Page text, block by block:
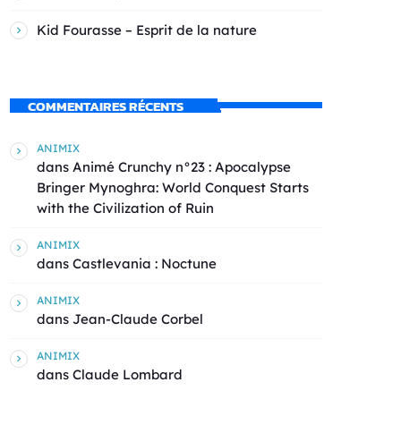
Kid Fourasse – Esprit de la nature
COMMENTAIRES RÉCENTS
ANIMIX
dans Animé Crunchy n°23 : Apocalypse
Bringer Mynoghra: World Conquest Starts
with the Civilization of Ruin
ANIMIX
dans Castlevania : Noctune
ANIMIX
dans Jean-Claude Corbel
ANIMIX
dans Claude Lombard